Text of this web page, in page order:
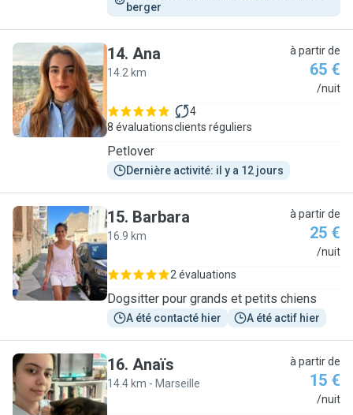
berger
A
14. Ana
14.2 km
à partir de
65 €
/nuit
8 évaluations
4
clients réguliers
Petlover
Dernière activité: il y a 12 jours
B
15. Barbara
16.9 km
à partir de
25 €
/nuit
2 évaluations
Dogsitter pour grands et petits chiens
A été contacté hier A été actif hier
A
16. Anaïs
14.4 km - Marseille
à partir de
15 €
/nuit